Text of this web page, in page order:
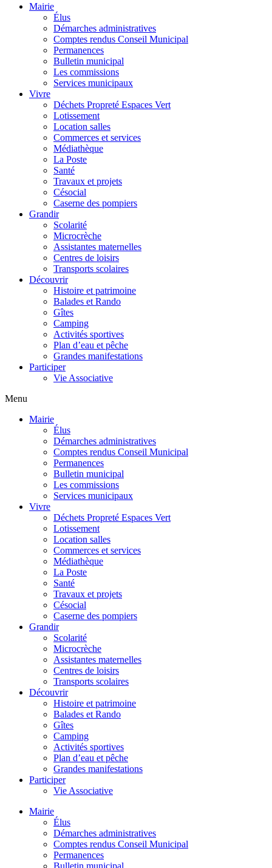
Mairie
Élus
Démarches administratives
Comptes rendus Conseil Municipal
Permanences
Bulletin municipal
Les commissions
Services municipaux
Vivre
Déchets Propreté Espaces Vert
Lotissement
Location salles
Commerces et services
Médiathèque
La Poste
Santé
Travaux et projets
Césocial
Caserne des pompiers
Grandir
Scolarité
Microcrèche
Assistantes maternelles
Centres de loisirs
Transports scolaires
Découvrir
Histoire et patrimoine
Balades et Rando
Gîtes
Camping
Activités sportives
Plan d’eau et pêche
Grandes manifestations
Participer
Vie Associative
Menu
Mairie
Élus
Démarches administratives
Comptes rendus Conseil Municipal
Permanences
Bulletin municipal
Les commissions
Services municipaux
Vivre
Déchets Propreté Espaces Vert
Lotissement
Location salles
Commerces et services
Médiathèque
La Poste
Santé
Travaux et projets
Césocial
Caserne des pompiers
Grandir
Scolarité
Microcrèche
Assistantes maternelles
Centres de loisirs
Transports scolaires
Découvrir
Histoire et patrimoine
Balades et Rando
Gîtes
Camping
Activités sportives
Plan d’eau et pêche
Grandes manifestations
Participer
Vie Associative
Mairie
Élus
Démarches administratives
Comptes rendus Conseil Municipal
Permanences
Bulletin municipal